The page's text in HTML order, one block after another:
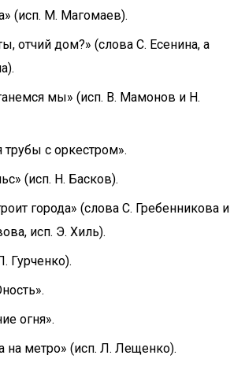
(исп. М. Магомаев).
отчий дом?» (слова С. Есенина, а
мы» (исп. В. Мамонов и Н.
трубы с оркестром».
(исп. Н. Басков).
города» (слова С. Гребенникова и
исп. Э. Хиль).
Гурченко).
огня».
на метро» (исп. Л. Лещенко).